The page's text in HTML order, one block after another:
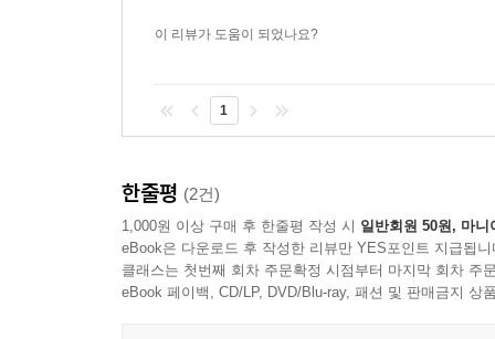
이 리뷰가 도움이 되었나요?
1
한줄평 (2건)
1,000원 이상 구매 후 한줄평 작성 시 일반회원 50원, 마니
eBook은 다운로드 후 작성한 리뷰만 YES포인트 지급됩니
클래스는 첫번째 회차 주문확정 시점부터 마지막 회차 주
eBook 페이백, CD/LP, DVD/Blu-ray, 패션 및 판매금지 상